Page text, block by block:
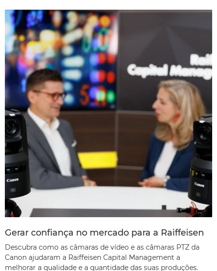
Gerar confiança no mercado para a Raiffeisen
Descubra como as câmaras de vídeo e as câmaras PTZ da
Canon ajudaram a Raiffeisen Capital Management a
melhorar a qualidade e a quantidade das suas produções.